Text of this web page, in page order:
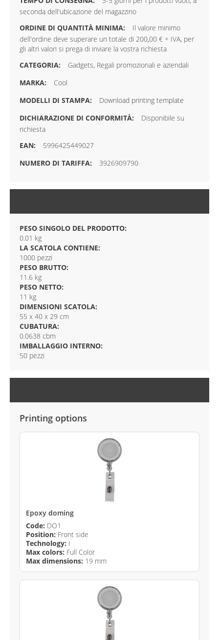
seconda dell'ubicazione del magazzino
Il valore minimo
dell'ordine deve superare un totale di 200,00 € + IVA, per
gli altri valori si prega di inviare la vostra richiesta
Gadgets, Regali promozionali e aziendali
Cool
Download printing template
Disponibile su
richiesta
5996425449027
3926909790
PESO SINGOLO DEL PRODOTTO:
0.01 kg
LA SCATOLA CONTIENE:
1000 pezzi
PESO BRUTTO:
11.6 kg
PESO NETTO:
11 kg
DIMENSIONI SCATOLA:
55 x 40 x 29 cm
CUBATURA:
0.0638 cbm
IMBALLAGGIO INTERNO:
50 pezzi
Printing options
Epoxy doming
Code: DO1
Position: Front side
Technology: I
Max colors: Full Color
Max dimensions: 19 mm